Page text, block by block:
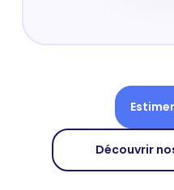
Découvrir